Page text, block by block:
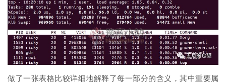
做了一张表格比较详细地解释了每一部分的含义，其中重要属